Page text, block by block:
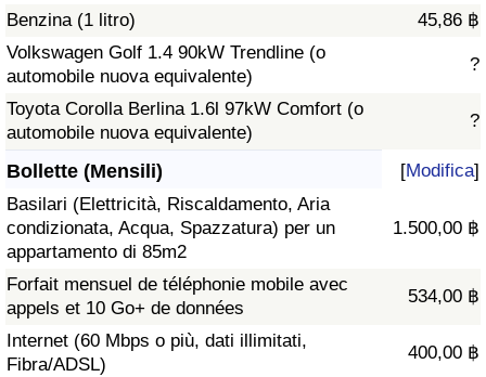
Benzina (1 litro)
45,86 ฿
Volkswagen Golf 1.4 90kW Trendline (o
automobile nuova equivalente)
?
Toyota Corolla Berlina 1.6l 97kW Comfort (o
automobile nuova equivalente)
?
Bollette (Mensili) [Modifica]
Basilari (Elettricità, Riscaldamento, Aria
condizionata, Acqua, Spazzatura) per un
appartamento di 85m2
1.500,00 ฿
Forfait mensuel de téléphonie mobile avec
appels et 10 Go+ de données
534,00 ฿
Internet (60 Mbps o più, dati illimitati,
Fibra/ADSL)
400,00 ฿